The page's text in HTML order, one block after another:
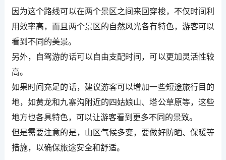
因为这个路线可以在两个景区之间来回穿梭，不仅时间利
用效率高，而且两个景区的自然风光各有特色，游客可以
看到不同的美景。
另外，自驾游的话可以自由支配时间，可以更加灵活性较
高。
如果时间充足的话，建议游客可以增加一些短途旅行目的
地，如黄龙和九寨沟附近的四姑娘山、塔公草原等，这些
地方也各具特色，可以让游客看到更多不同的景致。
但是需要注意的是，山区气候多变，要做好防晒、保暖等
措施，以确保旅途安全和舒适。